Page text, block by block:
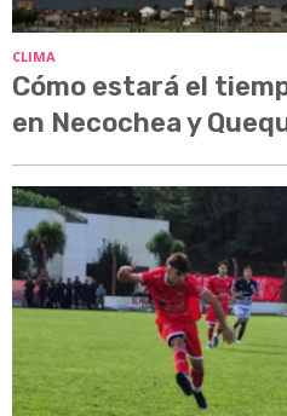
CLIMA
Cómo estará el
en Necochea y